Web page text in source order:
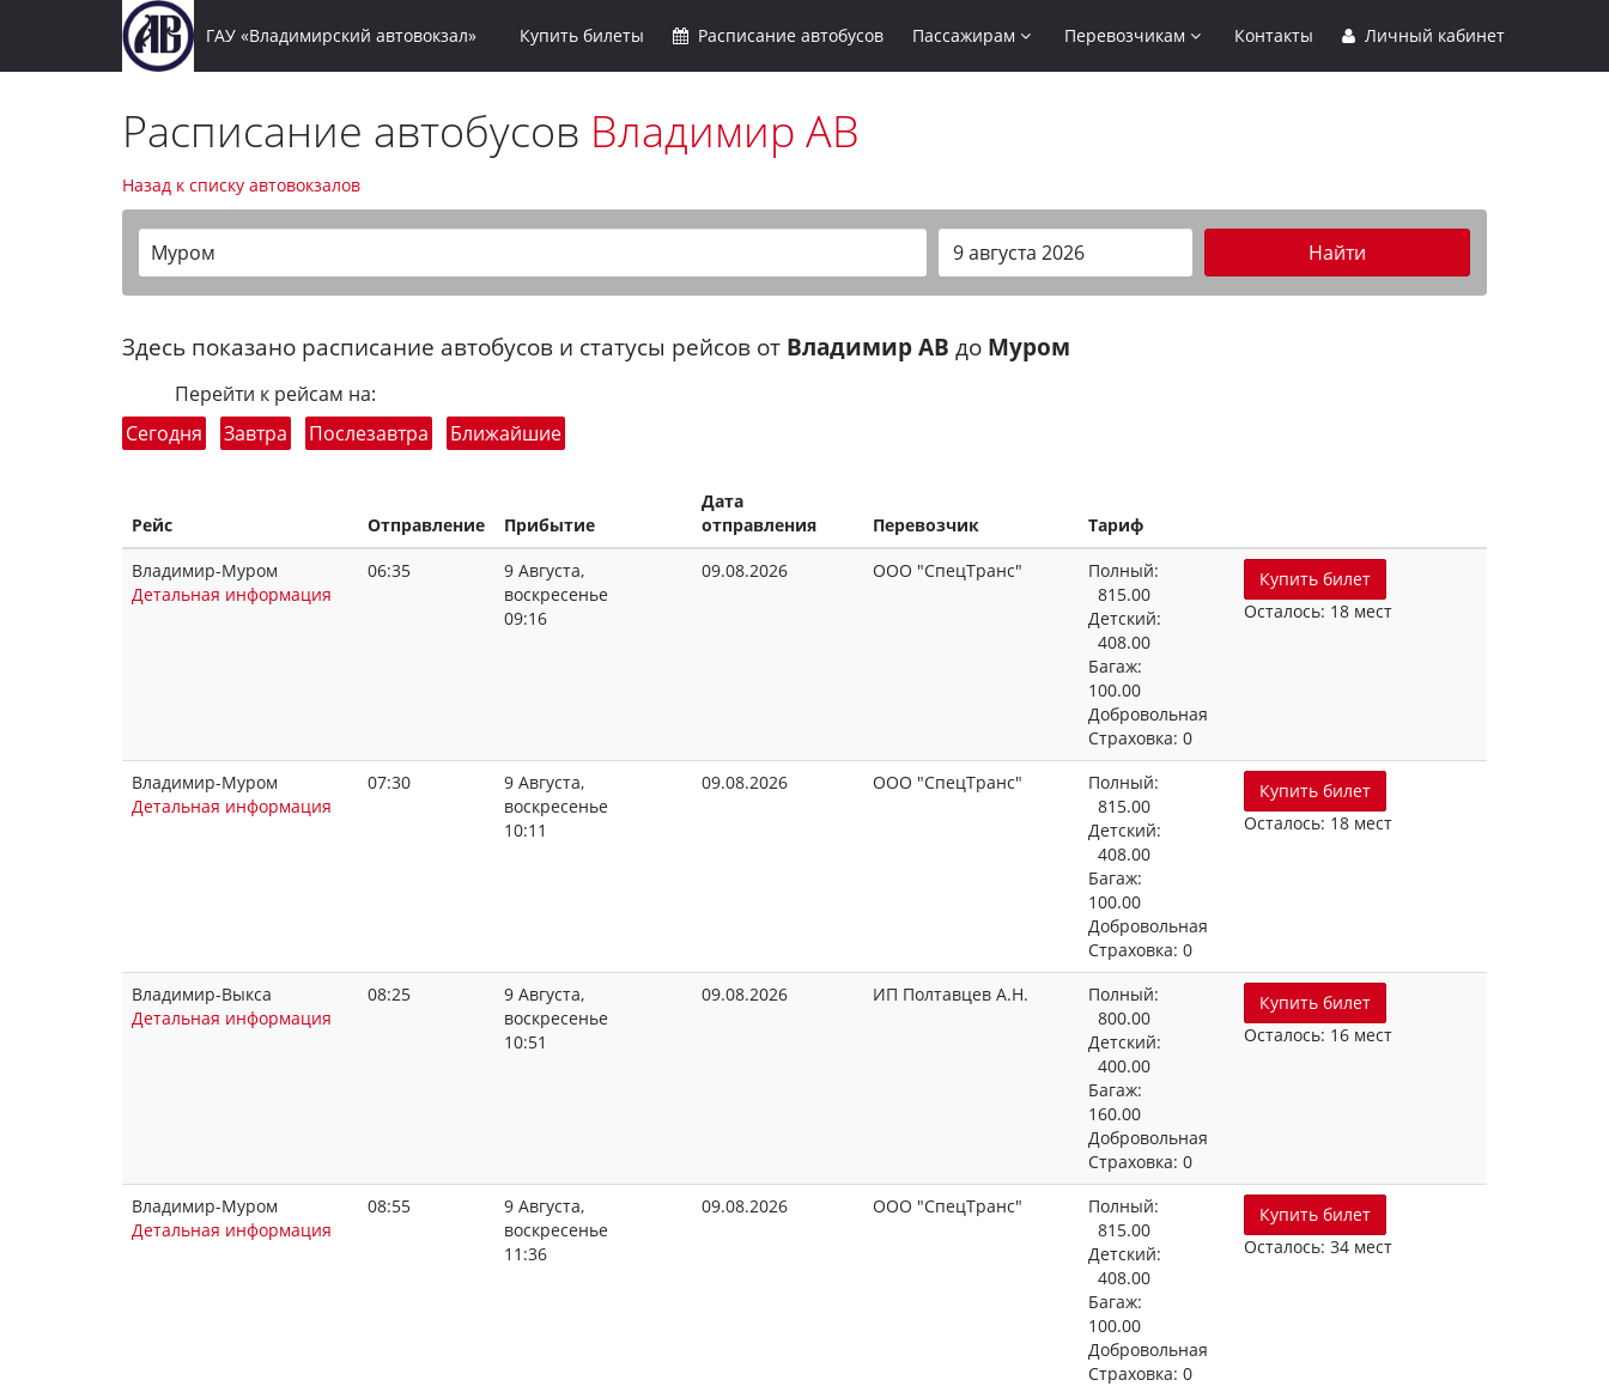
ГАУ «Владимирский автовокзал» Купить билеты Расписание автобусов Пассажирам Перевозчикам Контакты Личный кабинет
Расписание автобусов Владимир АВ
Назад к списку автовокзалов
Муром Найти
Здесь показано расписание автобусов и статусы рейсов от Владимир АВ до Муром
Перейти к рейсам на:
Сегодня
Завтра Послезавтра Ближайшие
Рейс Отправление Прибытие
Дата
отправления
Перевозчик
Тариф
Владимир-Муром
Детальная информация
06:35
9 Августа,
воскресенье
09:16
09.08.2026 ООО "СпецТранс"
Полный:
815.00
Детский:
408.00
Багаж:
100.00
Добровольная
Страховка: 0
Купить билет
Осталось: 18 мест
Владимир-Муром
Детальная информация
07:30
9 Августа,
воскресенье
10:11
09.08.2026 ООО "СпецТранс"
Полный:
815.00
Детский:
408.00
Багаж:
100.00
Добровольная
Страховка: 0
Купить билет
Осталось: 18 мест
Владимир-Выкса
Детальная информация
08:25
9 Августа,
воскресенье
10:51
09.08.2026 ИП Полтавцев А.Н.
Полный:
800.00
Детский:
400.00
Багаж:
160.00
Добровольная
Страховка: 0
Купить билет
Осталось: 16 мест
Владимир-Муром
Детальная информация
08:55
9 Августа,
воскресенье
11:36
09.08.2026 ООО "СпецТранс"
Полный:
815.00
Детский:
408.00
Багаж:
100.00
Добровольная
Страховка: 0
Купить билет
Осталось: 34 мест